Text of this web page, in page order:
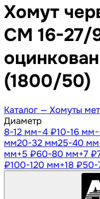
Хомут
CM 16-27/
(1800/50)
Каталог — Хомуты
Диаметр
8-12 мм−4 ₽10-16 мм
мм20-32 мм25-40 мм
мм+5 ₽60-80 мм+7 ₽
₽100-120 мм+18 ₽50-